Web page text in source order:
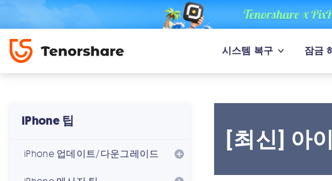
시스템 복구 잠금
iPhone 팁
iPhone 업데이트/다운그레이드
[최신] 아